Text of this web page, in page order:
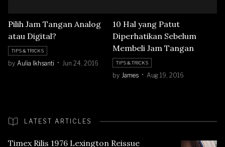
Pilih Jam Tangan Analog
atau Digital?
TIPS & TRICKS
by Aulia Ikhsanti Jun 24, 2016
10 Hal yang Patut
Diperhatikan Sebelum
Membeli Jam Tangan
TIPS & TRICKS
by James Aug 19, 2016
LATEST ARTICLES
Timex Rilis 1976 Lexington Reissue